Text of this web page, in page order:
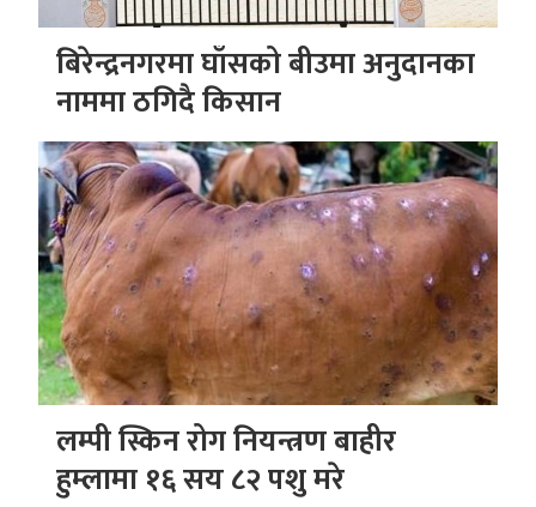
बिरेन्द्रनगरमा घाँसको बीउमा अनुदानका
नाममा ठगिदै किसान
लम्पी स्किन रोग नियन्त्रण बाहीर
हुम्लामा १६ सय ८२ पशु मरे